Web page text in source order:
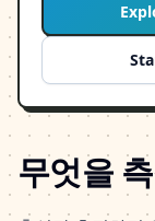
무엇을